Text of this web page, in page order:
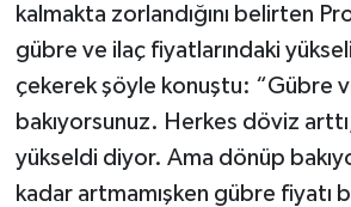
kalmakta zorlandığını belirten
gübre ve ilaç fiyatlarındaki
çekerek şöyle konuştu: “Gübre
bakıyorsunuz. Herkes döviz
yükseldi diyor. Ama dönüp
kadar artmamışken gübre fiyatı